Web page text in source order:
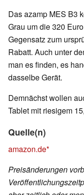
Das azamp MES B3
Grau um die 320
Gegensatz zum
Rabatt. Auch unter
man es finden, es
dasselbe Gerät.
Demnächst wollen
Tablet mit riesigem
Quelle(n)
amazon.de
Preisänderungen